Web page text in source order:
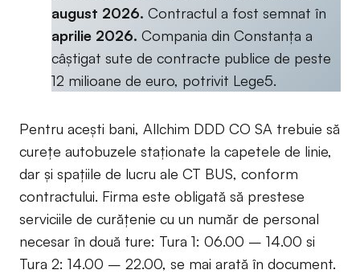
august 2026. Contractul a fost semnat în
aprilie 2026. Compania din Constanța a
câștigat sute de contracte publice de peste
12 milioane de euro, potrivit Lege5.
Pentru acești bani, Allchim DDD CO SA trebuie să
curețe autobuzele staționate la capetele de linie,
dar și spațiile de lucru ale CT BUS, conform
contractului. Firma este obligată să prestese
serviciile de curățenie cu un număr de personal
necesar în două ture: Tura 1: 06.00 – 14.00 si
Tura 2: 14.00 – 22.00, se mai arată în document.